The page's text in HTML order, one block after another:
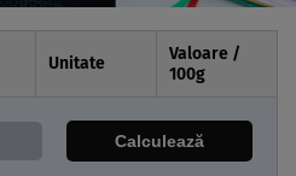
Unitate
Valoare /
100g
Calculează